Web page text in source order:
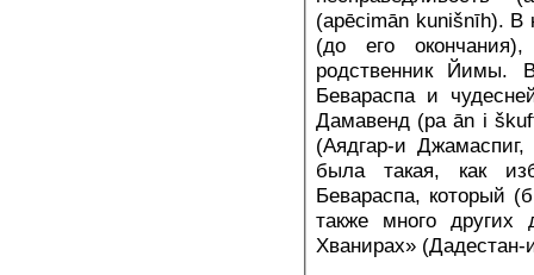
(apēcimān kunišnīh). В
(до его
родственник Йимы.
Бевараспа и
Дамавенд (pa ān i
(Аядгар-и
была такая, как
Бевараспа, который
также много
Хванирах» (Дадестан-